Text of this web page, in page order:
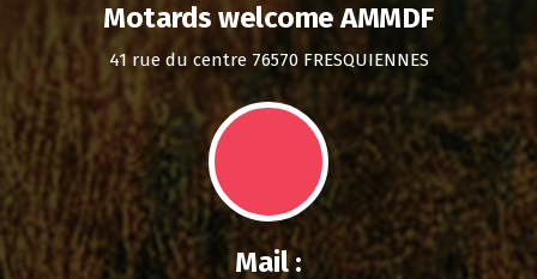
Motards welcome AMMDF
41 rue du centre 76570 FRESQUIENNES
Mail :